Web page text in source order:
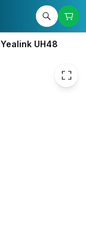
Yealink UH48